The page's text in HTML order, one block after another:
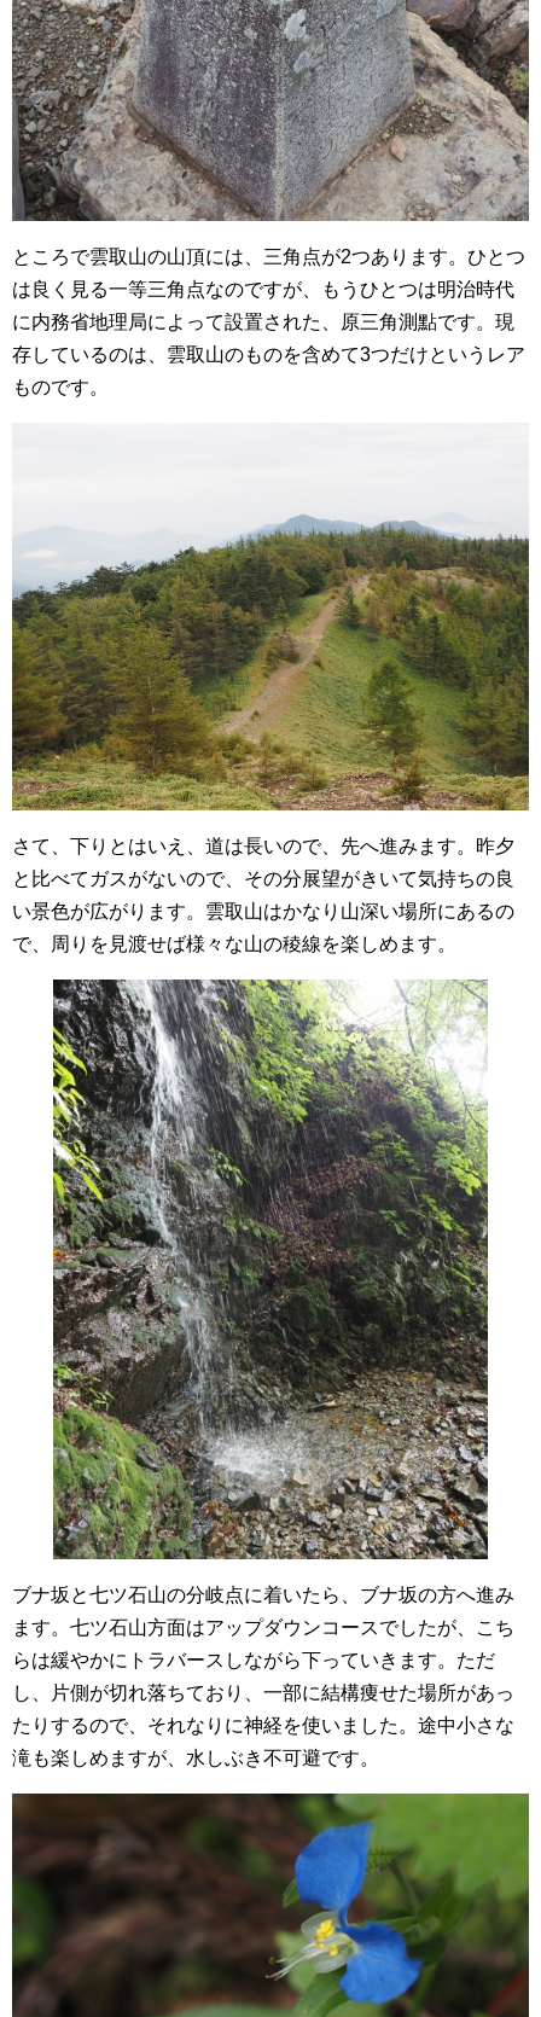
ところで雲取山の山頂には、三角点が2つあります。ひとつ
は良く見る一等三角点なのですが、もうひとつは明治時代
に内務省地理局によって設置された、原三角測點です。現
存しているのは、雲取山のものを含めて3つだけというレア
ものです。
さて、下りとはいえ、道は長いので、先へ進みます。昨夕
と比べてガスがないので、その分展望がきいて気持ちの良
い景色が広がります。雲取山はかなり山深い場所にあるの
で、周りを見渡せば様々な山の稜線を楽しめます。
ブナ坂と七ツ石山の分岐点に着いたら、ブナ坂の方へ進み
ます。七ツ石山方面はアップダウンコースでしたが、こち
らは緩やかにトラバースしながら下っていきます。ただ
し、片側が切れ落ちており、一部に結構痩せた場所があっ
たりするので、それなりに神経を使いました。途中小さな
滝も楽しめますが、水しぶき不可避です。